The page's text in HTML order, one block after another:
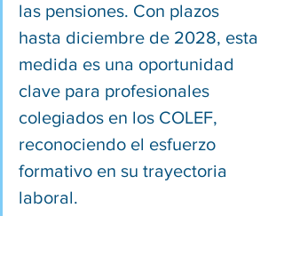
las pensiones. Con plazos
hasta diciembre de 2028, esta
medida es una oportunidad
clave para profesionales
colegiados en los COLEF,
reconociendo el esfuerzo
formativo en su trayectoria
laboral.